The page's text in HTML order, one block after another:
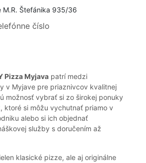
M.R. Štefánika 935/36
číslo
Pizza Myjava patrí medzi
v Myjave pre priaznivcov kvalitnej
možnosť vybrať si zo širokej ponuky
ktoré si môžu vychutnať priamo v
alebo si ich objednať
služby s doručením až
klasické pizze, ale aj originálne